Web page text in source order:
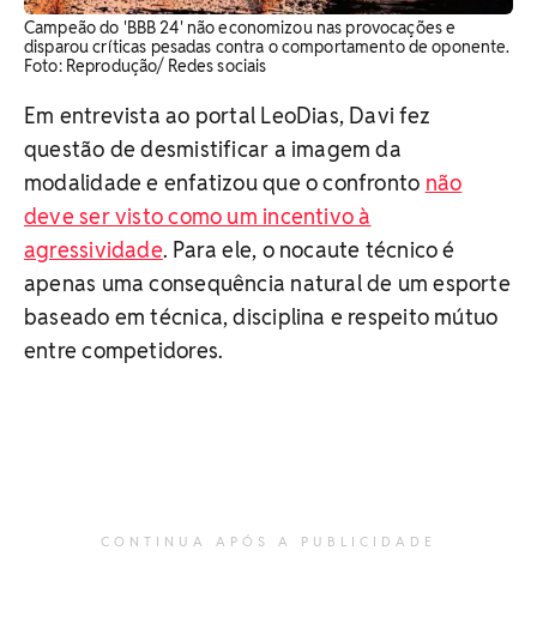
Campeão do 'BBB 24' não economizou nas provocações e
disparou críticas pesadas contra o comportamento de oponente.
Foto: Reprodução/ Redes sociais
Em entrevista ao portal LeoDias, Davi fez
questão de desmistificar a imagem da
modalidade e enfatizou que o confronto não
deve ser visto como um incentivo à
agressividade. Para ele, o nocaute técnico é
apenas uma consequência natural de um esporte
baseado em técnica, disciplina e respeito mútuo
entre competidores.
CONTINUA APÓS A PUBLICIDADE